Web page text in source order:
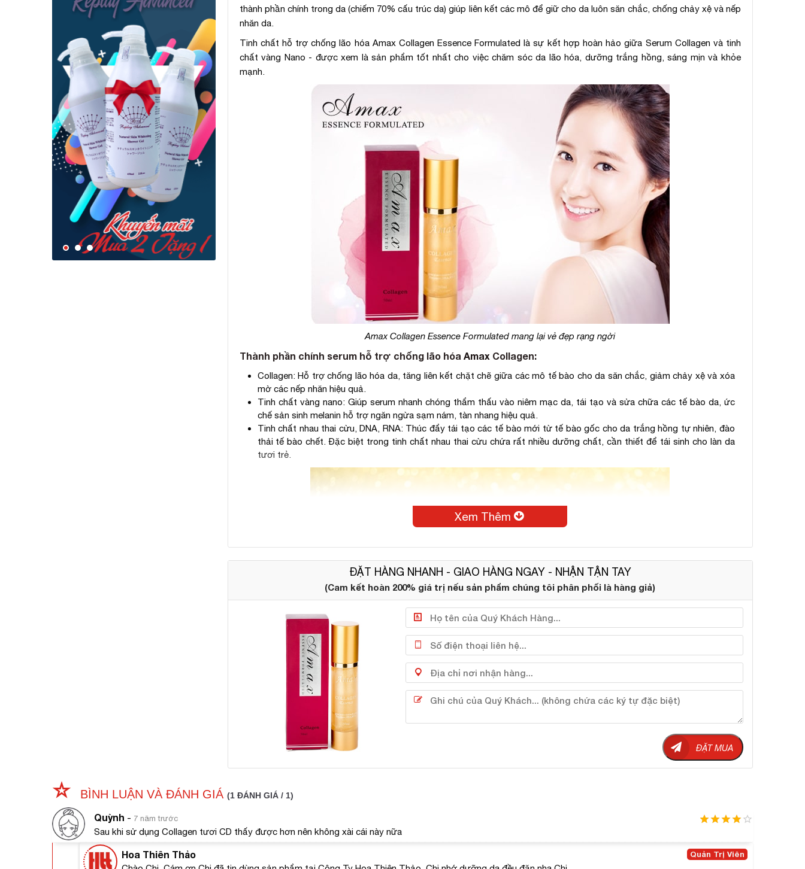
thành phần chính trong da (chiếm 70% cấu trúc da) giúp liên kết các mô để giữ cho da luôn săn chắc, chống chảy xệ và nếp
nhăn da.
Tinh chất hỗ trợ chống lão hóa Amax Collagen Essence Formulated là sự kết hợp hoàn hảo giữa Serum Collagen và tinh
chất vàng Nano - được xem là sản phẩm tốt nhất cho việc chăm sóc da lão hóa, dưỡng trắng hồng, sáng mịn và khỏe
mạnh.
Amax Collagen Essence Formulated mang lại vẻ đẹp rạng ngời
Thành phần chính serum hỗ trợ chống lão hóa Amax Collagen:
Collagen: Hỗ trợ chống lão hóa da, tăng liên kết chặt chẽ giữa các mô tế bào cho da săn chắc, giảm chảy xệ và xóa
mờ các nếp nhăn hiệu quả.
Tinh chất vàng nano: Giúp serum nhanh chóng thẩm thấu vào niêm mạc da, tái tạo và sửa chữa các tế bào da, ức
chế sản sinh melanin hỗ trợ ngăn ngừa sạm nám, tàn nhang hiệu quả.
Tinh chất nhau thai cừu, DNA, RNA: Thúc đẩy tái tạo các tế bào mới từ tế bào gốc cho da trắng hồng tự nhiên, đào
thải tế bào chết. Đặc biệt trong tinh chất nhau thai cừu chứa rất nhiều dưỡng chất, cần thiết để tái sinh cho làn da
tươi trẻ.
(Serum) Tinh chất giảm lão hóa Amax Collagen Essence Formulated
Tác dụng Tinh chất hỗ trợ chống lão hóa Amax Collagen Essence Formulated:
Serum collagen giúp cung cấp lượng collagen bị thiếu hụt đồng thời thúc đẩy tế bào sản sinh collagen tự nhiên trong
da để liên kết chặt chẽ các mô (như sợi dây kéo căng da) cho da săn chắc, giữ vững cấu trúc da, giảm chảy xệ, chùn
Tinh chất vàng Nano, và serum nhau thai cừu thẩm thấu vào da kích thích tái tạo và nuôi dưỡng các tế bào da, loại
Loại bỏ các tế bào chết, se khít lỗ chân lông, cải thiện làn da đáng kể cho da mềm mại, trắng sáng sau thời gian ngắn
sử dụng.
Xóa mờ các nếp nhăn trên da hiệu quả đồng thời hỗ trợ chống lại quá trình hình thành nếp nhăn da.
Xem Thêm
ĐẶT HÀNG NHANH - GIAO HÀNG NGAY - NHẬN TẬN TAY
(Cam kết hoàn 200% giá trị nếu sản phẩm chúng tôi phân phối là hàng giả)
ĐẶT MUA
BÌNH LUẬN VÀ ĐÁNH GIÁ (1 ĐÁNH GIÁ / 1)
Quỳnh - 7 năm trước
Sau khi sử dụng Collagen tươi CD thấy được hơn nên không xài cái này nữa
Quản Trị Viên
Hoa Thiên Thảo